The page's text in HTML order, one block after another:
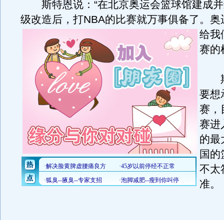
斯特恩说：“在北京奥运会篮球馆建成并
级改造后，打NBA的比赛就万事俱备了。 奥
给我
赛的
斯
要想
赛，
赛进
的最
国
不太
准。